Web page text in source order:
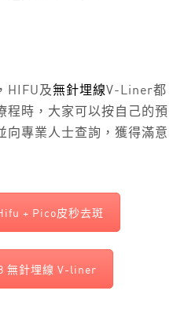
HIFU及無針埋線V-Liner都
程時，大家可以按自己的預
向專業人士查詢，獲得滿意
+ Pico皮秒去斑
無針埋線 V-liner